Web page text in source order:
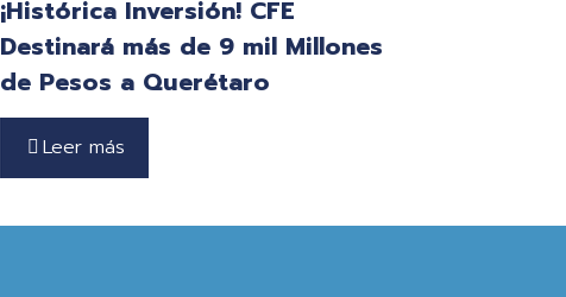
¡Histórica Inversión! CFE
Destinará más de 9 mil Millones
de Pesos a Querétaro
Leer más